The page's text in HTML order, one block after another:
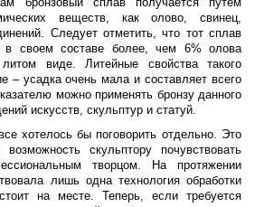
веществ, как олово, свинец,
Следует отметить, что тот сплав
в своем составе более, чем 6% олова
виде. Литейные свойства такого
– усадка очень мала и составляет всего
можно применять бронзу данного
искусств, скульптур и статуй.
хотелось бы поговорить отдельно. Это
скульптору почувствовать
творцом. На протяжении
лишь одна технология обработки
на месте. Теперь, если требуется